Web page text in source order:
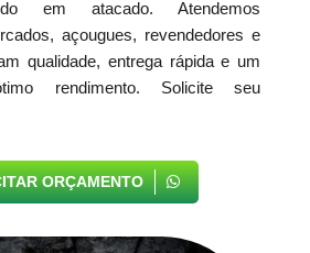
em atacado. Atendemos
açougues, revendedores e
qualidade, entrega rápida e um
rendimento. Solicite seu
ORÇAMENTO